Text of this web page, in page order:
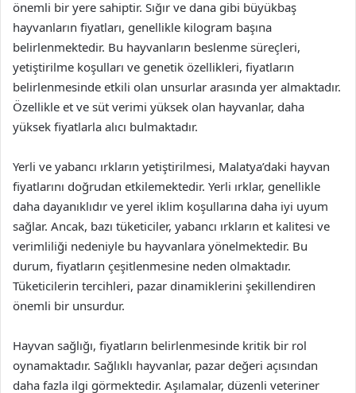
önemli bir yere sahiptir. Sığır ve dana gibi büyükbaş
hayvanların fiyatları, genellikle kilogram başına
belirlenmektedir. Bu hayvanların beslenme süreçleri,
yetiştirilme koşulları ve genetik özellikleri, fiyatların
belirlenmesinde etkili olan unsurlar arasında yer almaktadır.
Özellikle et ve süt verimi yüksek olan hayvanlar, daha
yüksek fiyatlarla alıcı bulmaktadır.
Yerli ve yabancı ırkların yetiştirilmesi, Malatya’daki hayvan
fiyatlarını doğrudan etkilemektedir. Yerli ırklar, genellikle
daha dayanıklıdır ve yerel iklim koşullarına daha iyi uyum
sağlar. Ancak, bazı tüketiciler, yabancı ırkların et kalitesi ve
verimliliği nedeniyle bu hayvanlara yönelmektedir. Bu
durum, fiyatların çeşitlenmesine neden olmaktadır.
Tüketicilerin tercihleri, pazar dinamiklerini şekillendiren
önemli bir unsurdur.
Hayvan sağlığı, fiyatların belirlenmesinde kritik bir rol
oynamaktadır. Sağlıklı hayvanlar, pazar değeri açısından
daha fazla ilgi görmektedir. Aşılamalar, düzenli veteriner